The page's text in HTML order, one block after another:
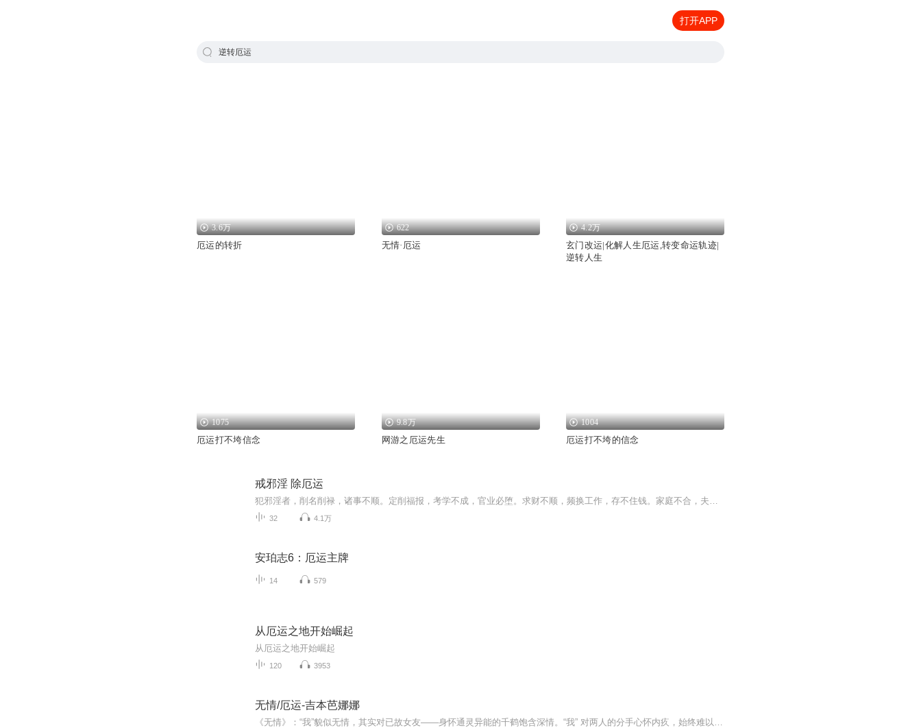
打开APP
逆转厄运
3.6万
厄运的转折
622
无情·厄运
4.2万
玄门改运|化解人生厄运,转变命运轨迹|
逆转人生
1075
厄运打不垮信念
9.8万
网游之厄运先生
1004
厄运打不垮的信念
戒邪淫 除厄运
犯邪淫者，削名削禄，诸事不顺。定削福报，考学不成，官业必堕。求财不顺，频换工作，存不住钱。家庭不合，夫妻争吵，亲戚疏远。疾病缠身，头皮屑多，头发油腻。肾亏遗精，胆小自卑，寿命必短。唐朝吕洞宾：二八佳人体似酥，腰间仗剑斩愚夫；虽然不见人头...
32 4.1万
安珀志6：厄运主牌
14 579
从厄运之地开始崛起
从厄运之地开始崛起
120 3953
无情/厄运-吉本芭娜娜
《无情》：“我”貌似无情，其实对已故女友——身怀通灵异能的千鹤饱含深情。“我” 对两人的分手心怀内疚，始终难以释怀。当“我”再次来到分手的地方时，离奇遭遇到诸 多灵异事件。此时千鹤出现在“我”的梦境中，送来温暖的慰藉。现实中已经死去的千鹤 甚至直接和“我”通电话，解开“我”的心结。暗夜过去，清晨来临，“我”又有了再次 上路的力量。《厄运》：姐姐“小邦”结婚前突然倒下，仅靠仪器维持生命体征。全家本应悲痛无比， 却渐渐发现了这段时间的奇妙，每个人都开始认真思考一些平时无暇顾及的事...